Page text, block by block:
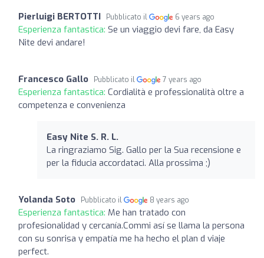
Pierluigi BERTOTTI Pubblicato il 6 years ago
Esperienza fantastica: Se un viaggio devi fare, da Easy
Nite devi andare!
Francesco Gallo Pubblicato il 7 years ago
Esperienza fantastica: Cordialità e professionalità oltre a
competenza e convenienza
Easy Nite S. R. L.
La ringraziamo Sig. Gallo per la Sua recensione e
per la fiducia accordataci. Alla prossima ;)
Yolanda Soto Pubblicato il 8 years ago
Esperienza fantastica: Me han tratado con
profesionalidad y cercanía.Commi así se llama la persona
con su sonrisa y empatía me ha hecho el plan d viaje
perfect.